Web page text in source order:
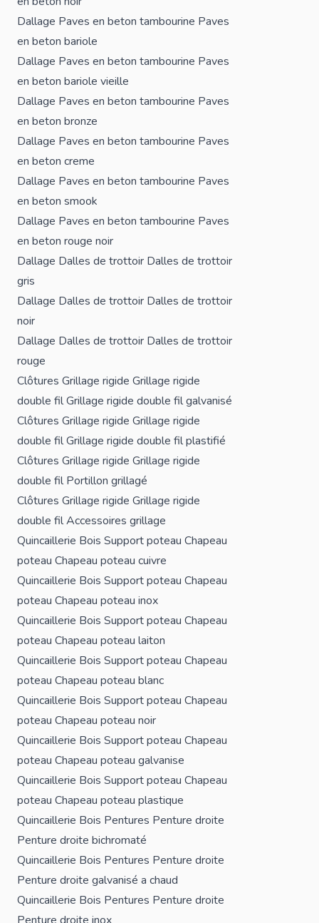
Dallage Paves en beton tambourine Paves
en beton bariole
Dallage Paves en beton tambourine Paves
en beton bariole vieille
Dallage Paves en beton tambourine Paves
en beton bronze
Dallage Paves en beton tambourine Paves
en beton creme
Dallage Paves en beton tambourine Paves
en beton smook
Dallage Paves en beton tambourine Paves
en beton rouge noir
Dallage Dalles de trottoir Dalles de trottoir
gris
Dallage Dalles de trottoir Dalles de trottoir
noir
Dallage Dalles de trottoir Dalles de trottoir
rouge
Clôtures Grillage rigide Grillage rigide
double filGrillage rigide double fil galvanisé
Clôtures Grillage rigide Grillage rigide
double filGrillage rigide double fil plastifié
Clôtures Grillage rigide Grillage rigide
double fil Portillon grillagé
Clôtures Grillage rigide Grillage rigide
double filAccessoires grillage
Quincaillerie Bois Support poteau Chapeau
poteau Chapeau poteau cuivre
Quincaillerie Bois Support poteau Chapeau
poteau Chapeau poteau inox
Quincaillerie Bois Support poteau Chapeau
poteau Chapeau poteau laiton
Quincaillerie Bois Support poteau Chapeau
poteau Chapeau poteau blanc
Quincaillerie Bois Support poteau Chapeau
poteau Chapeau poteau noir
Quincaillerie Bois Support poteau Chapeau
poteau Chapeau poteau galvanise
Quincaillerie Bois Support poteau Chapeau
poteau Chapeau poteau plastique
Quincaillerie Bois Pentures Penture droite
Penture droite bichromaté
Quincaillerie Bois Pentures Penture droite
Penture droite galvanisé a chaud
Quincaillerie Bois Pentures Penture droite